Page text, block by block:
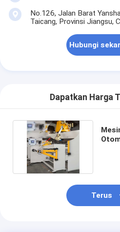
No.126, Jalan Barat
Taicang, Provinsi Jiangsu,
Hubungi
Dapatkan Harga
Terus